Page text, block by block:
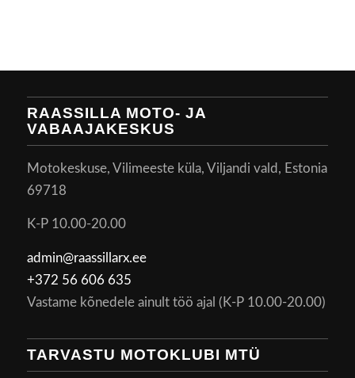
RAASSILLA MOTO- JA
VABAAJAKESKUS
Motokeskuse, Vilimeeste küla, Viljandi vald, Estonia
69718
K-P 10.00-20.00
admin@raassillarx.ee
+372 56 606 635
Vastame kõnedele ainult töö ajal (K-P 10.00-20.00)
TARVASTU MOTOKLUBI MTÜ